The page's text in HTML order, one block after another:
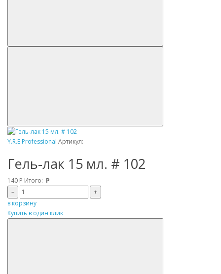
Y.R.E Professional Артикул:
Гель-лак 15 мл. # 102
140 Р Итого: Р
–
+
в корзину
Купить в один клик